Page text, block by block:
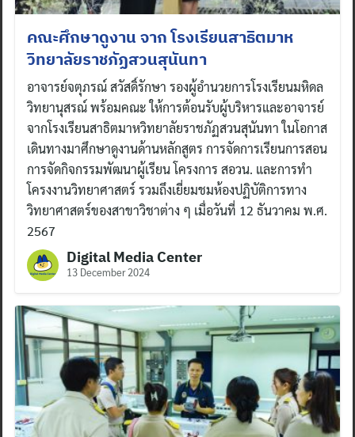
คณะศึกษาดูงาน จาก โรงเรียนสาธิตมาห
วิทยาลัยราชภัฏสวนสุนันทา
อาจารย์จตุภรณ์ สวัสดิ์รักษา รองผู้อำนวยการโรงเรียนมหิดล
วิทยานุสรณ์ พร้อมคณะ ให้การต้อนรับผู้บริหารและอาจารย์
จากโรงเรียนสาธิตมาหวิทยาลัยราชภัฏสวนสุนันทา ในโอกาส
เดินทางมาศึกษาดูงานด้านหลักสูตร การจัดการเรียนการสอน
การจัดกิจกรรมพัฒนาผู้เรียน โครงการ สอวน. และการทำ
โครงงานวิทยาศาสตร์ รวมถึงเยี่ยมชมห้องปฏิบัติการทาง
วิทยาศาสตร์ของสาขาวิชาต่าง ๆ เมื่อวันที่ 12 ธันวาคม พ.ศ.
2567
Digital Media Center
13 December 2024